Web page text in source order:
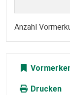
Anzahl
Drucken